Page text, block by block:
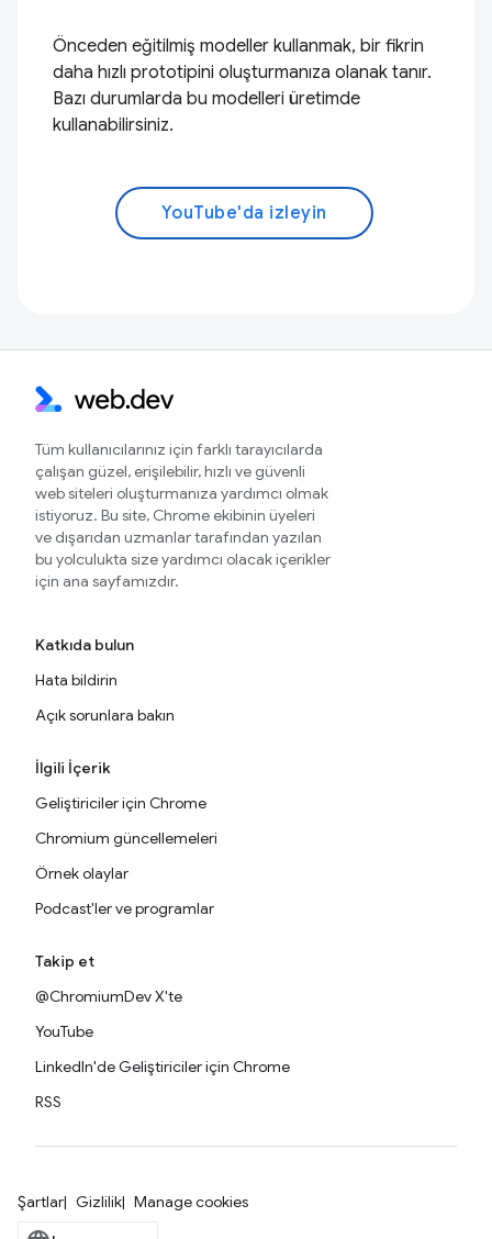
Önceden eğitilmiş modeller kullanmak, bir fikrin
daha hızlı prototipini oluşturmanıza olanak tanır.
Bazı durumlarda bu modelleri üretimde
kullanabilirsiniz.
YouTube'da izleyin
Tüm kullanıcılarınız için farklı tarayıcılarda
çalışan güzel, erişilebilir, hızlı ve güvenli
web siteleri oluşturmanıza yardımcı olmak
istiyoruz. Bu site, Chrome ekibinin üyeleri
ve dışarıdan uzmanlar tarafından yazılan
bu yolculukta size yardımcı olacak içerikler
için ana sayfamızdır.
Katkıda bulun
Hata bildirin
Açık sorunlara bakın
İlgili İçerik
Geliştiriciler için Chrome
Chromium güncellemeleri
Örnek olaylar
Podcast'ler ve programlar
Takip et
@ChromiumDev X'te
YouTube
LinkedIn'de Geliştiriciler için Chrome
RSS
Şartlar Gizlilik Manage cookies